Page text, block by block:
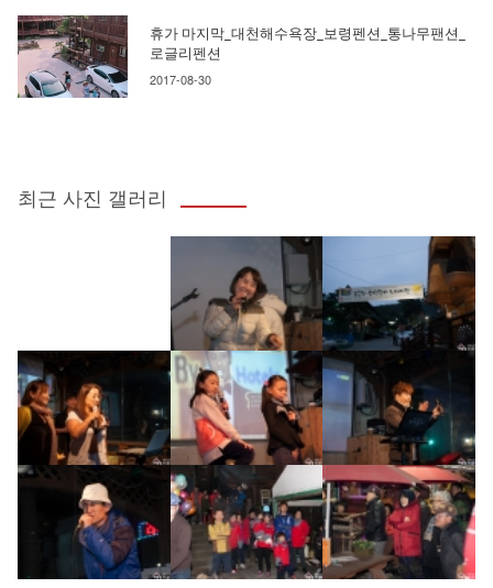
휴가 마지막_대천해수욕장_보령펜션_통나무팬션_
로글리펜션
2017-08-30
최근 사진 갤러리